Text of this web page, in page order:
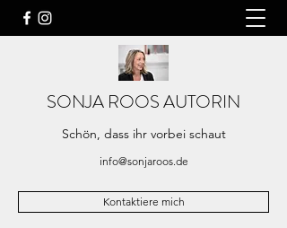
SONJA ROOS AUTORIN
Schön, dass ihr vorbei schaut
info@sonjaroos.de
Kontaktiere mich